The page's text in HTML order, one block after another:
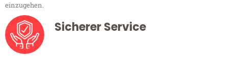
einzugehen.
Sicherer Service